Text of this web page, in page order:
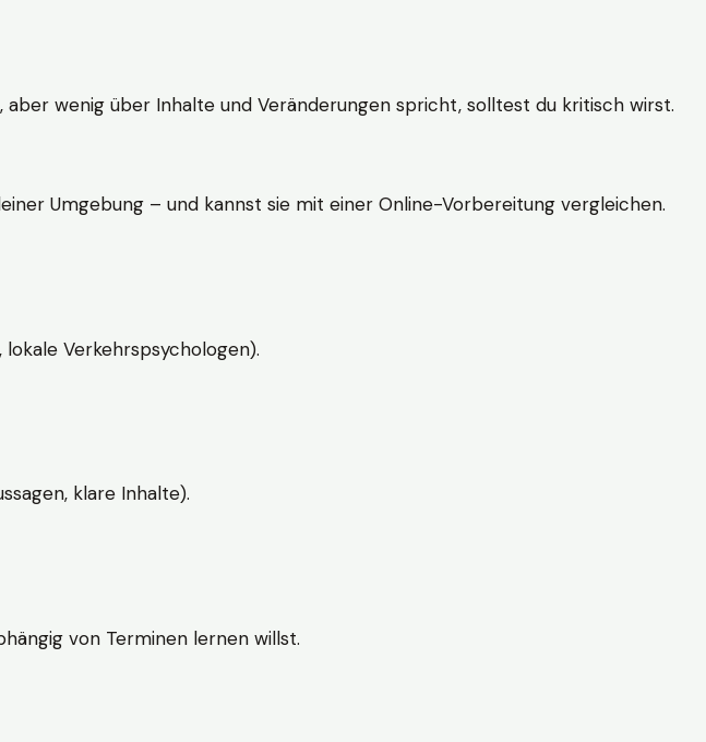
wenig über Inhalte und Veränderungen spricht, solltest du kritisch wirst.
Umgebung – und kannst sie mit einer Online-Vorbereitung vergleichen.
Verkehrspsychologen).
klare Inhalte).
von Terminen lernen willst.